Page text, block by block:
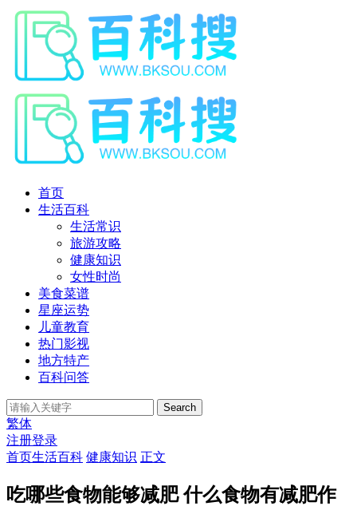
首页
生活百科
生活常识
旅游攻略
健康知识
女性时尚
美食菜谱
星座运势
儿童教育
热门影视
地方特产
百科问答
Search
繁体
注册登录
首页生活百科 健康知识 正文
吃哪些食物能够减肥 什么食物有减肥作